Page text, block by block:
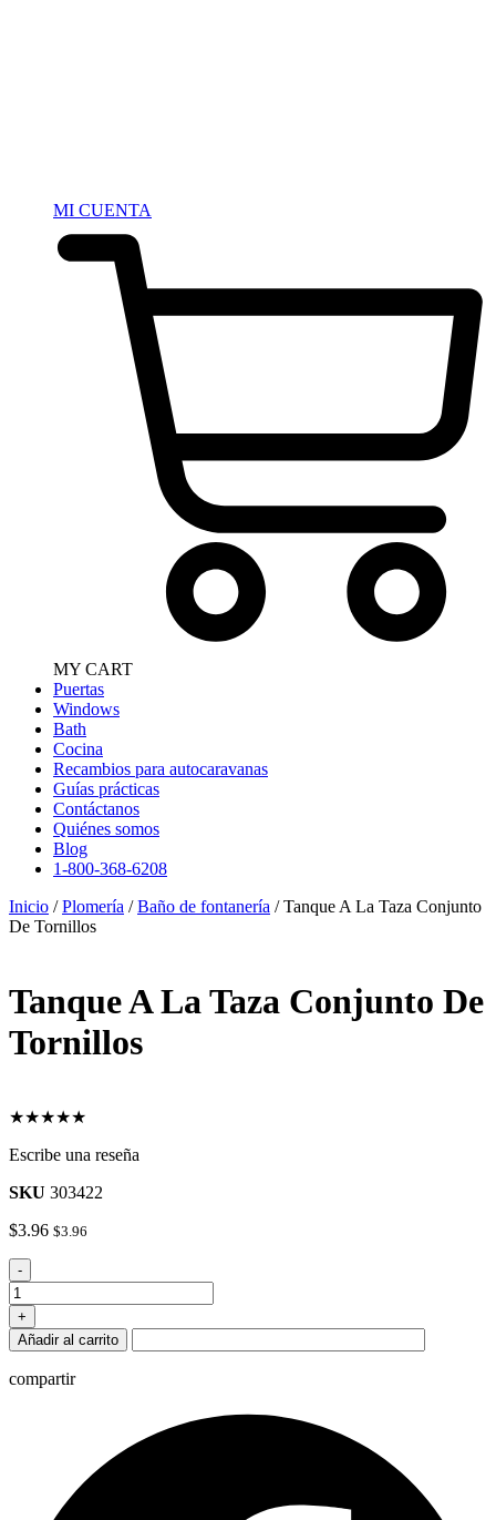
MI CUENTA
MY CART
Puertas
Windows
Bath
Cocina
Recambios para autocaravanas
Guías prácticas
Contáctanos
Quiénes somos
Blog
1-800-368-6208
Inicio /Plomería /Baño de fontanería / Tanque A La Taza Conjunto
De Tornillos
Tanque A La Taza Conjunto De
Tornillos
★★★★★
Escribe una reseña
SKU 303422
$3.96 $3.96
Tanque
A
La
Taza
Conjunto
Tornillos
-
+
Añadir al carrito
compartir